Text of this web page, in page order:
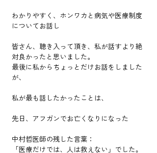
わかりやすく、ホンワカと病気や医療制度
についてお話し
皆さん、聴き入って頂き、私が話すより絶
対良かったと思いました。
最後に私からちょっとだけお話をしました
が、
私が最も話したかったことは、
先日、アフガンでお亡くなりになった
中村哲医師の残した言葉：
「医療だけでは、人は救えない」でした。